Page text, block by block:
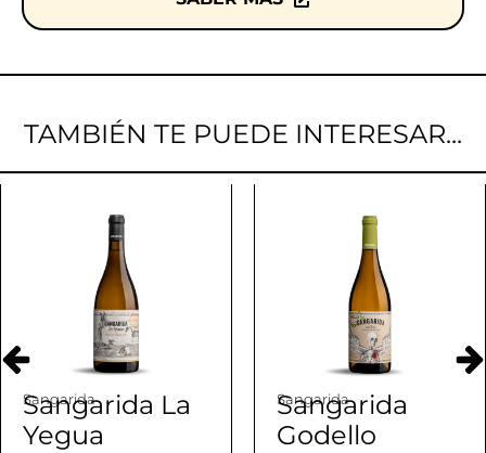
TAMBIÉN TE PUEDE INTERESAR...
Sangarida
Sangarida La
Yegua
Sangarida
Sangarida
Godello